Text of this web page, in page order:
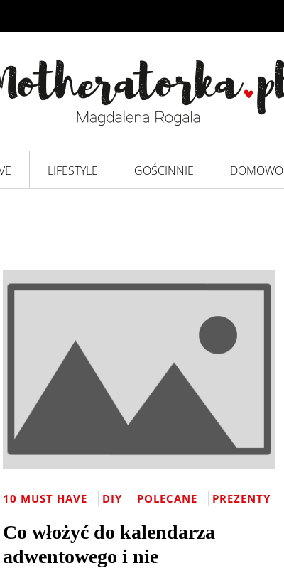
LIFESTYLE GOŚCINNIE DOMOWO
10 MUST HAVE DIY POLECANE PREZENTY
Co włożyć do kalendarza
adwentowego i nie